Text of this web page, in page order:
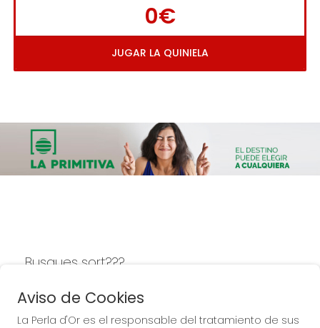
0€
JUGAR LA QUINIELA
Busques sort???
LA PERLA D'OR
Aviso de Cookies
La Perla d'Or es el responsable del tratamiento de sus